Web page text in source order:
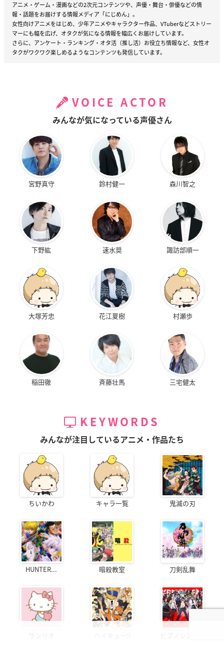
アニメ・ゲーム・漫画などの2次元コンテンツや、声優・舞台・俳優などの情
報・話題をお届けする情報メディア「にじめん」。
女性向けアニメをはじめ、少年アニメやキャラクター作品、VTuberなどストリー
マーにも幅を広げ、オタクが気になる情報を幅広くお届けしています。
さらに、アンケート・ランキング・オタ活（推し活）お役立ち情報など、女性オ
タクがワクワク楽しめるようなコンテンツも発信しています。
VOICE ACTOR
みんなが気になっている声優さん
宮野真守 鈴村健一 森川智之
下野紘 速水奨 諏訪部順一
大塚芳忠 花江夏樹 村瀬歩
稲田徹 斉藤壮馬 三宅健太
KEYWORDS
みんなが注目しているアニメ・作品たち
ちいかわ キャラ一覧 鬼滅の刃
HUNTER... 暗殺教室 刀剣乱舞